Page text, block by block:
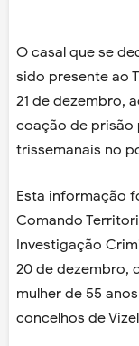
O casal que se
sido presente ao
21 de dezembro,
coação de prisão
trissemanais no
Esta informação
Comando
Investigação
20 de dezembro,
mulher de 55
concelhos de